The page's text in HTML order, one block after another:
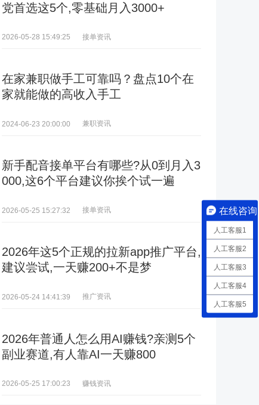
党首选这5个,零基础月入3000+
2026-05-28 15:49:25 接单资讯
在家兼职做手工可靠吗？盘点10个在
家就能做的高收入手工
2024-06-23 20:00:00 兼职资讯
新手配音接单平台有哪些?从0到月入3
000,这6个平台建议你挨个试一遍
2026-05-25 15:27:32 接单资讯
2026年这5个正规的拉新app推广平台,
建议尝试,一天赚200+不是梦
2026-05-24 14:41:39 推广资讯
2026年普通人怎么用AI赚钱?亲测5个
副业赛道,有人靠AI一天赚800
2026-05-25 17:00:23 赚钱资讯
在线咨询
人工客服1
人工客服2
人工客服3
人工客服4
人工客服5